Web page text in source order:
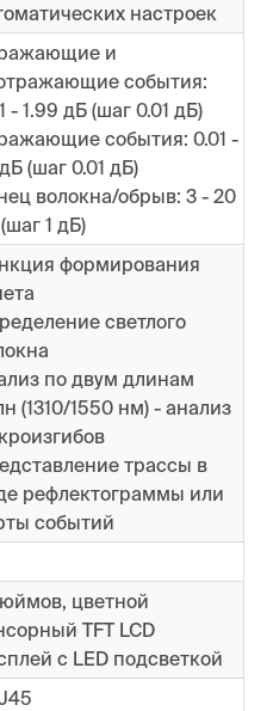
настроек
и
события:
- 1.99 дБ (шаг 0.01 дБ)
события: 0.01 -
(шаг 0.01 дБ)
волокна/обрыв: 3 - 20
1 дБ)
формирования
светлого
по двум длинам
(1310/1550 нм) - анализ
трассы в
рефлектограммы или
событий
цветной
TFT LCD
с LED подсветкой